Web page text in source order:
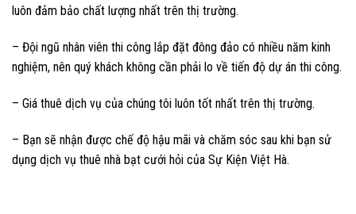
luôn đảm bảo chất lượng nhất trên thị trường.
– Đội ngũ nhân viên thi công lắp đặt đông đảo có nhiều năm kinh
nghiệm, nên quý khách không cần phải lo về tiến độ dự án thi công.
– Giá thuê dịch vụ của chúng tôi luôn tốt nhất trên thị trường.
– Bạn sẽ nhận được chế độ hậu mãi và chăm sóc sau khi bạn sử
dụng dịch vụ thuê nhà bạt cưới hỏi của Sự Kiện Việt Hà.